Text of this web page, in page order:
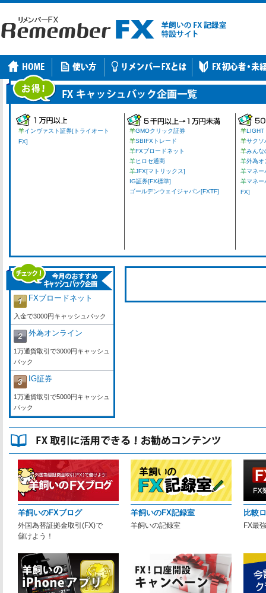
羊インヴァスト証券[トライオート
FX]
羊GMOクリック証券
羊SBIFXトレード
羊FXブロードネット
羊ヒロセ通商
羊JFX[マトリックス]
IG証券[FX標準]
ゴールデンウェイジャパン[FXTF]
羊LIGHT
羊サクソ
羊みんな
羊外為オ
羊マネー
羊マネー
FX]
FXブロードネット
入金で3000円キャッシュバック
外為オンライン
1万通貨取引で3000円キャッシュ
バック
IG証券
1万通貨取引で5000円キャッシュ
バック
羊飼いのFXブログ
外国為替証拠金取引(FX)で
儲けよう！
羊飼いのFX記録室
羊飼いの記録室
比較
FX最